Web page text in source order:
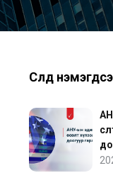
Сүүлд